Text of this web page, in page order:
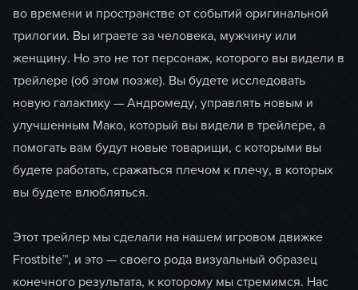
во времени и пространстве от событий оригинальной
трилогии. Вы играете за человека, мужчину или
женщину. Но это не тот персонаж, которого вы видели в
трейлере (об этом позже). Вы будете исследовать
новую галактику — Андромеду, управлять новым и
улучшенным Мако, который вы видели в трейлере, а
помогать вам будут новые товарищи, с которыми вы
будете работать, сражаться плечом к плечу, в которых
вы будете влюбляться.
Этот трейлер мы сделали на нашем игровом движке
Frostbite™, и это — своего рода визуальный образец
конечного результата, к которому мы стремимся. Нас